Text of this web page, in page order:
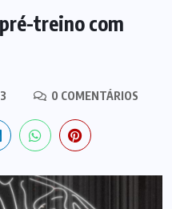
treino com
0 COMENTÁRIOS